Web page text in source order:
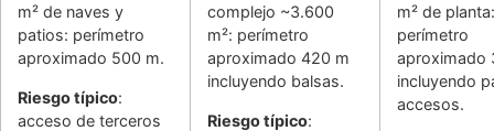
m² de naves y
patios: perímetro
aproximado 500 m.
Riesgo típico:
acceso de terceros
complejo ~3.600
m²: perímetro
aproximado 420 m
incluyendo balsas.
Riesgo típico:
m² de planta:
perímetro
aproximado
incluyendo
accesos.